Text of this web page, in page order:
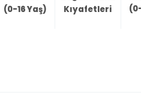
(0-16 Yaş)
Kıyafetleri